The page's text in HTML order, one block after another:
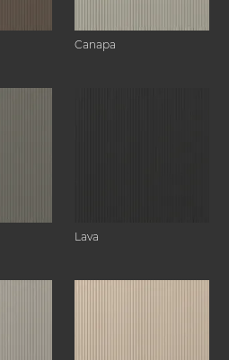
Canapa
Lava